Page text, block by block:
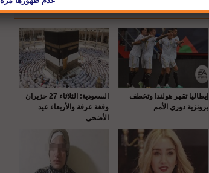
إيطاليا تقهر هولندا وتخطف
برونزية دوري الأمم
السعودية: الثلاثاء 27 حزيران
وقفة عرفة والأربعاء عيد
الأضحى